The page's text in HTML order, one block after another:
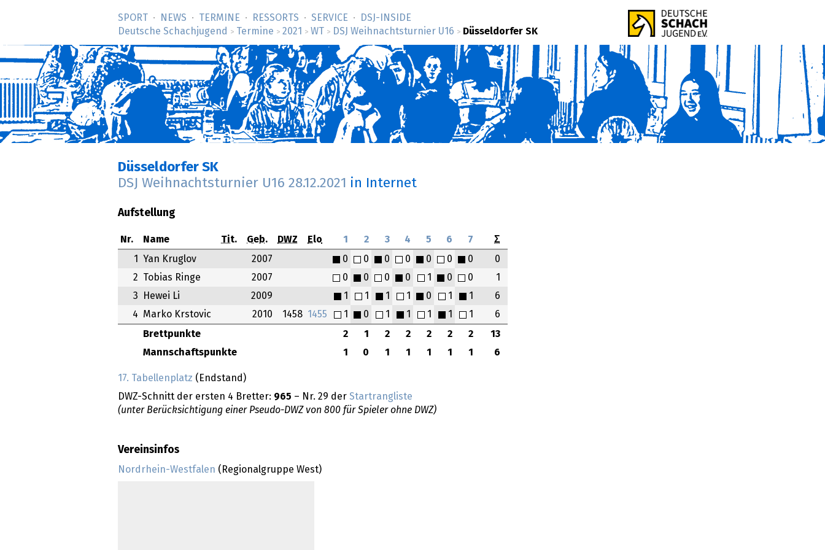
SPORT NEWS TERMINE RESSORTS SERVICE
DSJ-­INSIDE
Deutsche Schachjugend
> Termine > 2021 > WT > DSJ Weihnachtsturnier U16 > Düsseldorfer SK
Düsseldorfer SK
DSJ Weihnachtsturnier U16 28.12.2021 in Internet
Aufstellung
Nr. Name Tit. Geb. DWZ Elo 1 2 3 4 5 6 7 Σ
Brettpunkte 2 1 2 2 2 2 2
13
Mannschaftspunkte
1 0 1 1 1 1 1 6
1 Yan Kruglov 2007 0 0 0 0 0 0 0
0
2
Tobias Ringe 2007 0 0 0 0 1 0 0
1
3
Hewei Li 2009 1 1 1 1 0 1 1
6
4
Marko Krstovic 2010 1458 1455 1 0 1 1 1 1 1 6
17. Tabellenplatz (Endstand)
DWZ-Schnitt der ersten 4 Bretter: 965 – Nr. 29 der Startrangliste
(unter Berücksichtigung einer Pseudo-DWZ von 800 für Spieler ohne DWZ)
Vereinsinfos
Nordrhein-Westfalen (Regionalgruppe West)